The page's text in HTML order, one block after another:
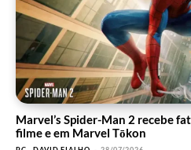
Marvel’s Spider-Man 2 recebe
filme e em Marvel Tōkon